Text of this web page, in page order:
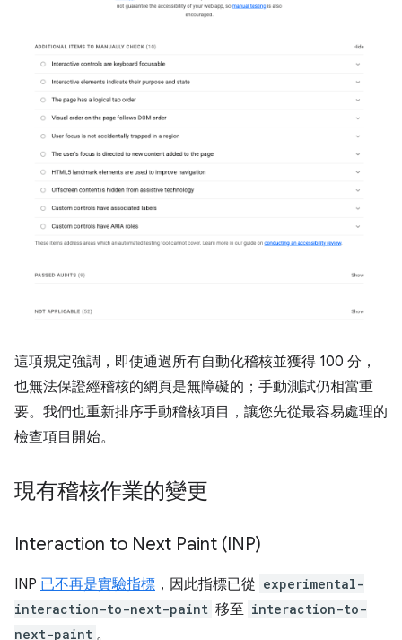
這項規定強調，即使通過所有自動化稽核並獲得 100 分，
也無法保證經稽核的網頁是無障礙的；手動測試仍相當重
要。我們也重新排序手動稽核項目，讓您先從最容易處理的
檢查項目開始。
現有稽核作業的變更
Interaction to Next Paint (INP)
INP 已不再是實驗指標 ，因此指標已從 experimental-
interaction-to-next-paint 移至 interaction-to-
next-paint 。